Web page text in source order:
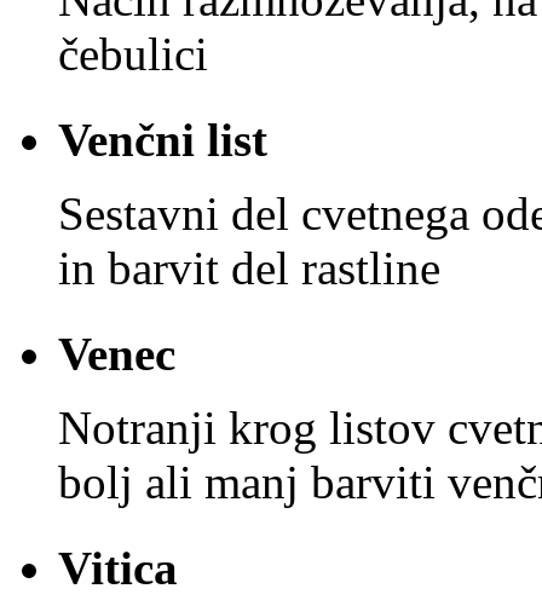
čebulici
Venčni list
Sestavni del cvetnega
in barvit del rastline
Venec
Notranji krog listov
bolj ali manj barviti
Vitica